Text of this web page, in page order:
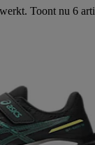
Toont nu 6